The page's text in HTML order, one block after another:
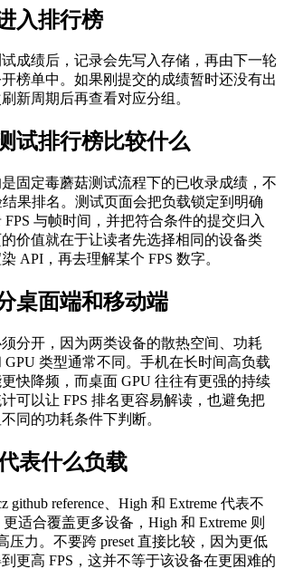
入排行榜
成绩后，记录会先写入存储，再由下一轮
榜单中。如果刚提交的成绩暂时还没有出
新周期后再查看对应分组。
试排行榜比较什么
固定毒蘑菇测试流程下的已收录成绩，不
结果排名。测试页面会把负载锁定到明确
与帧时间，并把符合条件的提交归入
价值就在于让读者先选择相同的设备类
API，再去理解某个 FPS 数字。
桌面端和移动端
分开，因为两类设备的散热空间、功耗
类型通常不同。手机在长时间高负载
快降频，而桌面 GPU 往往有更强的持续
可以让 FPS 排名更容易解读，也避免把
同的功耗条件下判断。
表什么负载
github reference、High 和 Extreme 代表不
适合覆盖更多设备，High 和 Extreme 则
压力。不要跨 preset 直接比较，因为更低
更高 FPS，这并不等于该设备在更困难的